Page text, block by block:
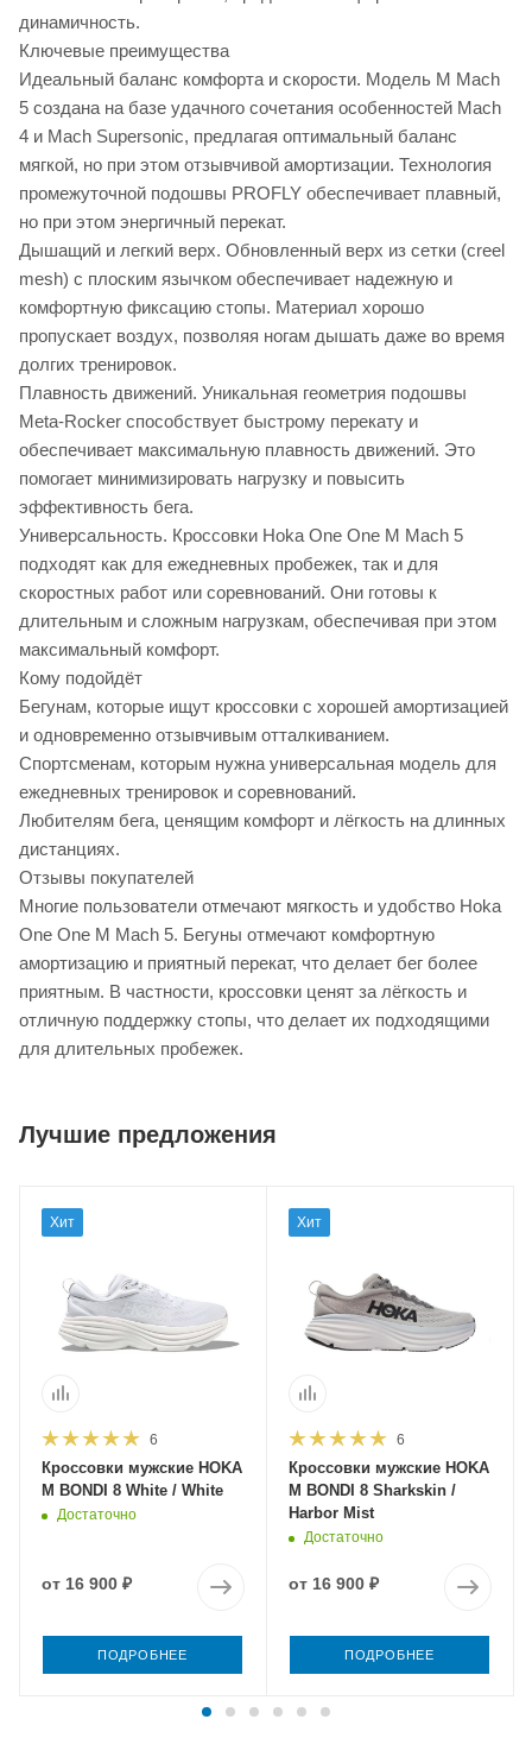
динамичность.
Ключевые преимущества
Идеальный баланс комфорта и скорости. Модель M Mach
5 создана на базе удачного сочетания особенностей Mach
4 и Mach Supersonic, предлагая оптимальный баланс
мягкой, но при этом отзывчивой амортизации. Технология
промежуточной подошвы PROFLY обеспечивает плавный,
но при этом энергичный перекат.
Дышащий и легкий верх. Обновленный верх из сетки (creel
mesh) с плоским язычком обеспечивает надежную и
комфортную фиксацию стопы. Материал хорошо
пропускает воздух, позволяя ногам дышать даже во время
долгих тренировок.
Плавность движений. Уникальная геометрия подошвы
Meta-Rocker способствует быстрому перекату и
обеспечивает максимальную плавность движений. Это
помогает минимизировать нагрузку и повысить
эффективность бега.
Универсальность. Кроссовки Hoka One One M Mach 5
подходят как для ежедневных пробежек, так и для
скоростных работ или соревнований. Они готовы к
длительным и сложным нагрузкам, обеспечивая при этом
максимальный комфорт.
Кому подойдёт
Бегунам, которые ищут кроссовки с хорошей амортизацией
и одновременно отзывчивым отталкиванием.
Спортсменам, которым нужна универсальная модель для
ежедневных тренировок и соревнований.
Любителям бега, ценящим комфорт и лёгкость на длинных
дистанциях.
Отзывы покупателей
Многие пользователи отмечают мягкость и удобство Hoka
One One M Mach 5. Бегуны отмечают комфортную
амортизацию и приятный перекат, что делает бег более
приятным. В частности, кроссовки ценят за лёгкость и
отличную поддержку стопы, что делает их подходящими
для длительных пробежек.
Лучшие предложения
Хит
6
Кроссовки мужские HOKA
M BONDI 8 White / White
Достаточно
от 16 900 ₽
ПОДРОБНЕЕ
Хит
6
Кроссовки мужские HOKA
M BONDI 8 Sharkskin /
Harbor Mist
Достаточно
от 16 900 ₽
ПОДРОБНЕЕ